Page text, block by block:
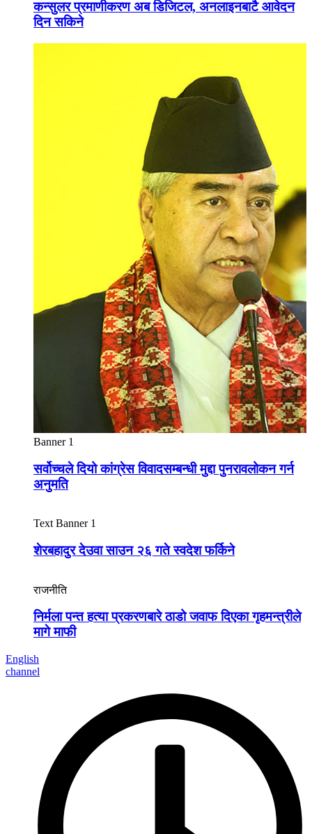
कन्सुलर प्रमाणीकरण अब डिजिटल, अनलाइनबाटै आवेदन
दिन सकिने
Banner 1
सर्वोच्चले दियो कांग्रेस विवादसम्बन्धी मुद्दा पुनरावलोकन गर्न
अनुमति
Text Banner 1
शेरबहादुर देउवा साउन २६ गते स्वदेश फर्किने
राजनीति
निर्मला पन्त हत्या प्रकरणबारे ठाडो जवाफ दिएका गृहमन्त्रीले
मागे माफी
English
channel